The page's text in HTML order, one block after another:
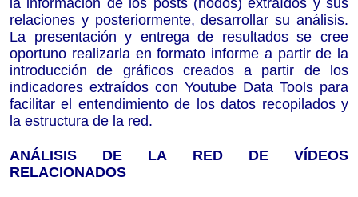
la información de los posts (nodos) extraídos y sus
relaciones y posteriormente, desarrollar su análisis.
La presentación y entrega de resultados se cree
oportuno realizarla en formato informe a partir de la
introducción de gráficos creados a partir de los
indicadores extraídos con Youtube Data Tools para
facilitar el entendimiento de los datos recopilados y
la estructura de la red.
ANÁLISIS DE LA RED DE VÍDEOS
RELACIONADOS